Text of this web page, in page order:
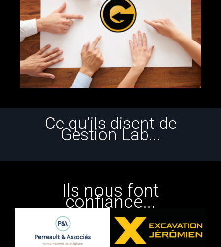
Ce qu'ils disent de
Gestion Lab...
Ils nous font
confiance...